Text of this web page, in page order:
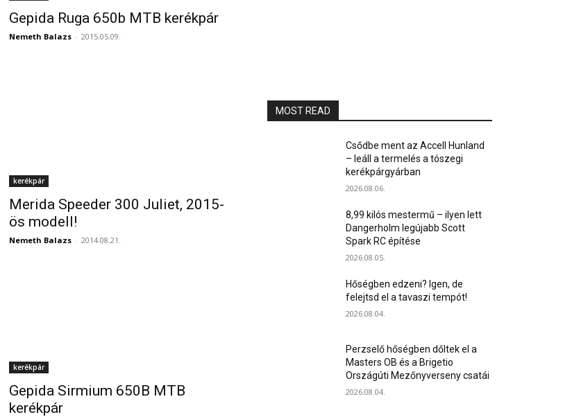
Gepida Ruga 650b MTB kerékpár
Nemeth Balazs - 2015.05.09.
kerékpár
Merida Speeder 300 Juliet, 2015-
ös modell!
Nemeth Balazs - 2014.08.21.
kerékpár
Gepida Sirmium 650B MTB
kerékpár
MOST READ
Csődbe ment az Accell Hunland
– leáll a termelés a tószegi
kerékpárgyárban
2026.08.06.
8,99 kilós mestermű – ilyen lett
Dangerholm legújabb Scott
Spark RC építése
2026.08.05.
Hőségben edzeni? Igen, de
felejtsd el a tavaszi tempót!
2026.08.04.
Perzselő hőségben dőltek el a
Masters OB és a Brigetio
Országúti Mezőnyverseny csatái
2026.08.04.